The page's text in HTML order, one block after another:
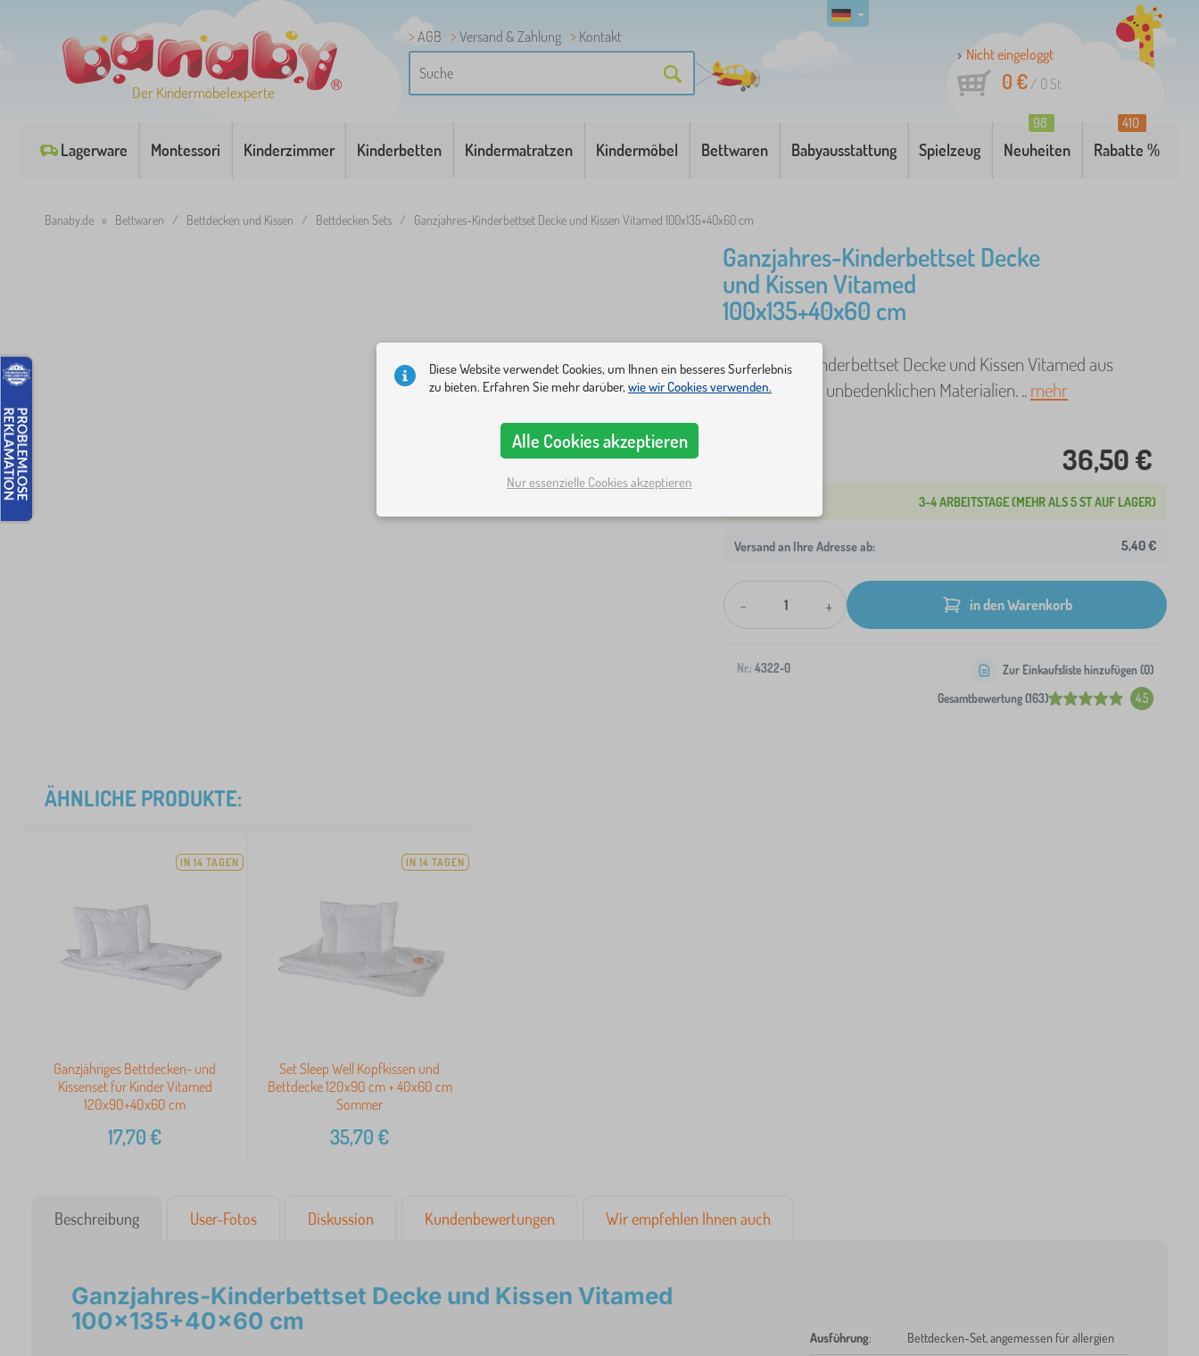
Der Kindermöbelexperte
AGB Versand & Zahlung
Kontakt
Nicht eingeloggt
0 €/ 0 St
Lagerware Montessori Kinderzimmer Kinderbetten Kindermatratzen Kindermöbel Bettwaren Babyausstattung Spielzeug Neuheiten
98
Rabatte %
410
Banaby.de » Bettwaren / Bettdecken und Kissen / Bettdecken Sets / Ganzjahres-Kinderbettset Decke und Kissen Vitamed 100x135+40x60 cm
Ganzjahres-Kinderbettset Decke
und Kissen Vitamed
100x135+40x60 cm
Ganzjahres-Kinderbettset Decke und Kissen Vitamed aus
gesundheitlich unbedenklichen Materialien. ..mehr
36,50 €
3-4 ARBEITSTAGE (MEHR ALS 5 ST AUF LAGER)
Versand an Ihre Adresse ab: 5,40 €
- + in den Warenkorb
Nr.: 4322-0
Gesamtbewertung (163) 4.5
Zur Einkaufsliste hinzufügen (0)
ÄHNLICHE PRODUKTE:
IN 14 TAGEN
Ganzjähriges Bettdecken- und
Kissenset für Kinder Vitamed
120x90+40x60 cm
17,70€
IN 14 TAGEN
Set Sleep Well Kopfkissen und
Bettdecke 120x90 cm + 40x60 cm
Sommer
35,70€
Beschreibung User-Fotos Diskussion Kundenbewertungen Wir empfehlen Ihnen auch
Ganzjahres-Kinderbettset Decke und Kissen Vitamed
100x135+40x60 cm
Ausführung: Bettdecken-Set, angemessen für allergien
Diese Website verwendet Cookies, um Ihnen ein besseres Surferlebnis
zu bieten. Erfahren Sie mehr darüber, wie wir Cookies verwenden.
Alle Cookies akzeptieren
Nur essenzielle Cookies akzeptieren